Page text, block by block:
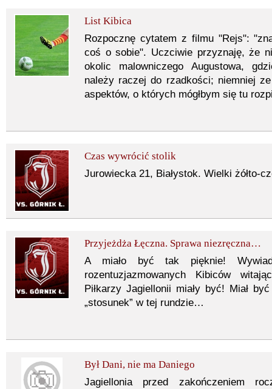
List Kibica
Rozpocznę cytatem z filmu "Rejs":
coś o sobie". Uczciwie przyznaję, że
okolic malowniczego Augustowa,
należy raczej do rzadkości; niemniej
aspektów, o których mógłbym się tu
Czas wywrócić stolik
Jurowiecka 21, Białystok. Wielki żółto-
Przyjeżdża Łęczna. Sprawa niezręczna…
A miało być tak pięknie!
rozentuzjazmowanych Kibiców
Piłkarzy Jagiellonii miały być! Miał
„stosunek” w tej rundzie…
Był Dani, nie ma Daniego
Jagiellonia przed zakończeniem